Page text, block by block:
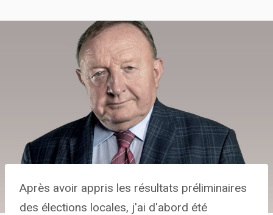
Après avoir appris les résultats préliminaires
des élections locales, j'ai d'abord été